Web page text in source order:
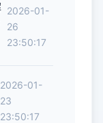
2026-01-
26
23:50:17
2026-01-
23
23:50:17